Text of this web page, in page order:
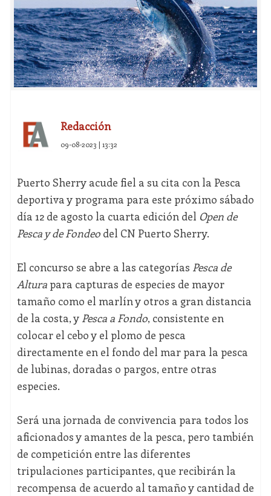
Redacción
09-08-2023 | 13:32
Puerto Sherry acude fiel a su cita con la Pesca
deportiva y programa para este próximo sábado
día 12 de agosto la cuarta edición del Open de
Pesca y de Fondeodel CN Puerto Sherry.
El concurso se abre a las categorías Pesca de
Alturapara capturas de especies de mayor
tamaño como el marlín y otros a gran distancia
de la costa, y Pesca a Fondo, consistente en
colocar el cebo y el plomo de pesca
directamente en el fondo del mar para la pesca
de lubinas, doradas o pargos, entre otras
especies.
Será una jornada de convivencia para todos los
aficionados y amantes de la pesca, pero también
de competición entre las diferentes
tripulaciones participantes, que recibirán la
recompensa de acuerdo al tamaño y cantidad de